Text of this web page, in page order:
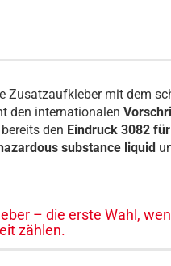
Zusatzaufkleber mit dem
den internationalen
den Eindruck 3082 für
substance liquid
– die erste Wahl,
zählen.